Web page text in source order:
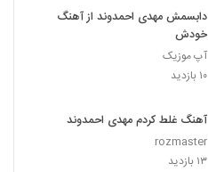
دابسمش مهدی احمدوند از آهنگ
خودش
آپ موزیک
۱۰ بازدید
آهنگ غلط کردم مهدی احمدوند
rozmaster
۱۳ بازدید